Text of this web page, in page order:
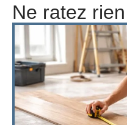
Ne ratez